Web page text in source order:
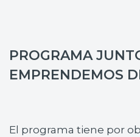
PROGRAMA
EMPRENDEMOS
El programa tiene por